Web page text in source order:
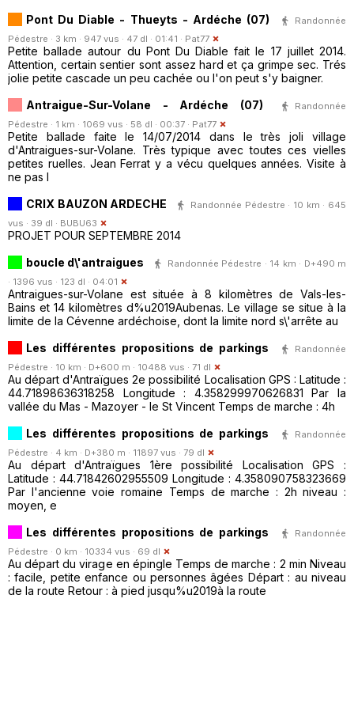
Pont Du Diable - Thueyts - Ardéche (07)
Randonnée
Pédestre · 3 km · 947 vus · 47 dl · 01:41 · Pat77
Petite ballade autour du Pont Du Diable fait le 17 juillet 2014.
Attention, certain sentier sont assez hard et ça grimpe sec. Trés
jolie petite cascade un peu cachée ou l'on peut s'y baigner.
Antraigue-Sur-Volane - Ardéche (07)
Randonnée
Pédestre · 1 km · 1069 vus · 58 dl · 00:37 · Pat77
Petite ballade faite le 14/07/2014 dans le très joli village
d'Antraigues-sur-Volane. Très typique avec toutes ces vielles
petites ruelles. Jean Ferrat y a vécu quelques années. Visite à
ne pas l
CRIX BAUZON ARDECHE
Randonnée Pédestre · 10 km · 645
vus · 39 dl · BUBU63
PROJET POUR SEPTEMBRE 2014
boucle d\'antraigues
Randonnée Pédestre · 14 km · D+490 m
· 1396 vus · 123 dl · 04:01
Antraigues-sur-Volane est située à 8 kilomètres de Vals-les-
Bains et 14 kilomètres d%u2019Aubenas. Le village se situe à la
limite de la Cévenne ardéchoise, dont la limite nord s\'arrête au
Les différentes propositions de parkings
Randonnée
Pédestre · 10 km · D+600 m · 10488 vus · 71 dl
Au départ d'Antraïgues 2e possibilité Localisation GPS : Latitude :
44.71898636318258 Longitude : 4.358299970626831 Par la
vallée du Mas - Mazoyer - le St Vincent Temps de marche : 4h
Les différentes propositions de parkings
Randonnée
Pédestre · 4 km · D+380 m · 11897 vus · 79 dl
Au départ d'Antraïgues 1ère possibilité Localisation GPS :
Latitude : 44.71842602955509 Longitude : 4.358090758323669
Par l'ancienne voie romaine Temps de marche : 2h niveau :
moyen, e
Les différentes propositions de parkings
Randonnée
Pédestre · 0 km · 10334 vus · 69 dl
Au départ du virage en épingle Temps de marche : 2 min Niveau
: facile, petite enfance ou personnes âgées Départ : au niveau
de la route Retour : à pied jusqu%u2019à la route